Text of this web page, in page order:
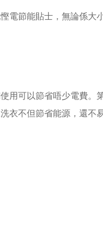
節能貼士，無論係
用可以節省唔少電費
衣不但節省能源，還